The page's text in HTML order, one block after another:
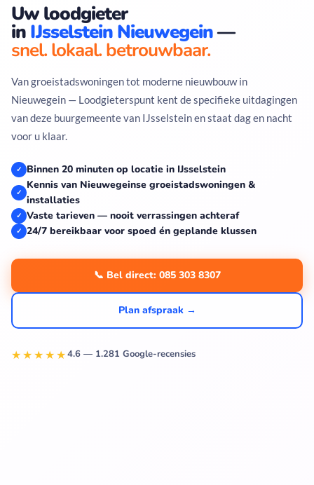
Uw loodgieter
in IJsselstein Nieuwegein—
snel. lokaal. betrouwbaar.
Van groeistadswoningen tot moderne nieuwbouw in
Nieuwegein — Loodgieterspunt kent de specifieke uitdagingen
van deze buurgemeente van IJsselstein en staat dag en nacht
voor u klaar.
✓ Binnen 20 minuten op locatie in IJsselstein
✓
Kennis van Nieuwegeinse groeistadswoningen &
installaties
✓ Vaste tarieven — nooit verrassingen achteraf
✓ 24/7 bereikbaar voor spoed én geplande klussen
📞 Bel direct: 085 303 8307
Plan afspraak →
★★★★★4.6 — 1.281 Google-recensies